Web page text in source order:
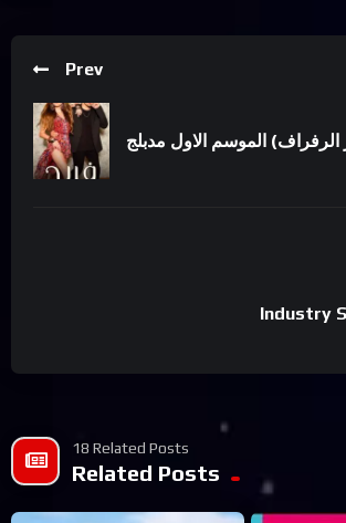
Prev
الرفراف) الموسم الاول مدبلج
Industry
18 Related Posts
Related Posts